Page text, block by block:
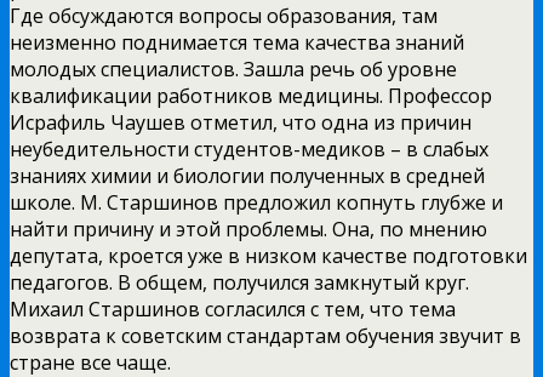
Где обсуждаются вопросы образования, там
неизменно поднимается тема качества знаний
молодых специалистов. Зашла речь об уровне
квалификации работников медицины. Профессор
Исрафиль Чаушев отметил, что одна из причин
неубедительности студентов-медиков – в слабых
знаниях химии и биологии полученных в средней
школе. М. Старшинов предложил копнуть глубже и
найти причину и этой проблемы. Она, по мнению
депутата, кроется уже в низком качестве подготовки
педагогов. В общем, получился замкнутый круг.
Михаил Старшинов согласился с тем, что тема
возврата к советским стандартам обучения звучит в
стране все чаще.